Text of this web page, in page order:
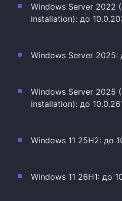
Windows Server 2022
installation): до
Windows Server 2025:
Windows Server 2025
installation): до
Windows 11 25H2: до
Windows 11 26H1: до